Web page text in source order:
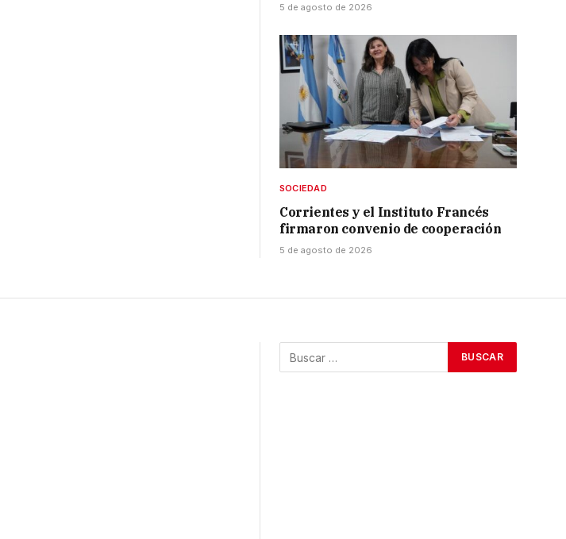
5 de agosto de 2026
SOCIEDAD
Corrientes y el Instituto Francés
firmaron convenio de cooperación
5 de agosto de 2026